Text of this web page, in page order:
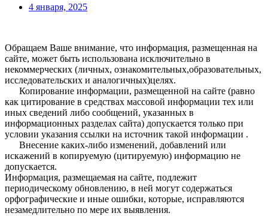
4 января, 2025
Обращаем Ваше внимание, что информация, размещенная на
сайте, может быть использована исключительно в
некоммерческих (личных, ознакомительных,образовательных,
исследовательских и аналогичных)целях.
Копирование информации, размещенной на сайте (равно
как цитирование в средствах массовой информации тех или
иных сведений либо сообщений, указанных в
информационных разделах сайта) допускается только при
условии указания ссылки на источник такой информации .
Внесение каких-либо изменений, добавлений или
искажений в копируемую (цитируемую) информацию не
допускается.
Информация, размещаемая на сайте, подлежит
периодическому обновлению, в ней могут содержаться
орфографические и иные ошибки, которые, исправляются
незамедлительно по мере их выявления.